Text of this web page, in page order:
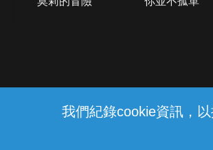
我們紀錄cookie資訊，